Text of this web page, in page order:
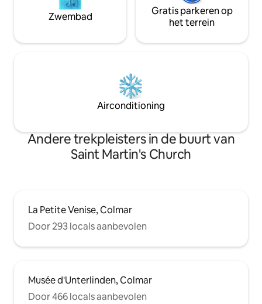
Zwembad
Gratis parkeren op
het terrein
Airconditioning
Andere trekpleisters in de buurt van
Saint Martin's Church
La Petite Venise, Colmar
Door 293 locals aanbevolen
Musée d'Unterlinden, Colmar
Door 466 locals aanbevolen